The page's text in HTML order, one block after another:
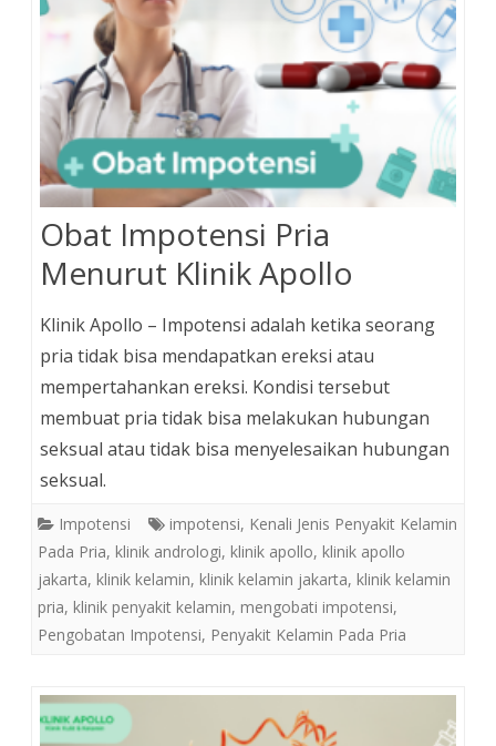
Obat Impotensi Pria
Menurut Klinik Apollo
Klinik Apollo – Impotensi adalah ketika seorang
pria tidak bisa mendapatkan ereksi atau
mempertahankan ereksi. Kondisi tersebut
membuat pria tidak bisa melakukan hubungan
seksual atau tidak bisa menyelesaikan hubungan
seksual.
Impotensi impotensi, Kenali Jenis Penyakit Kelamin
Pada Pria, klinik andrologi, klinik apollo, klinik apollo
jakarta, klinik kelamin, klinik kelamin jakarta, klinik kelamin
pria, klinik penyakit kelamin, mengobati impotensi,
Pengobatan Impotensi, Penyakit Kelamin Pada Pria